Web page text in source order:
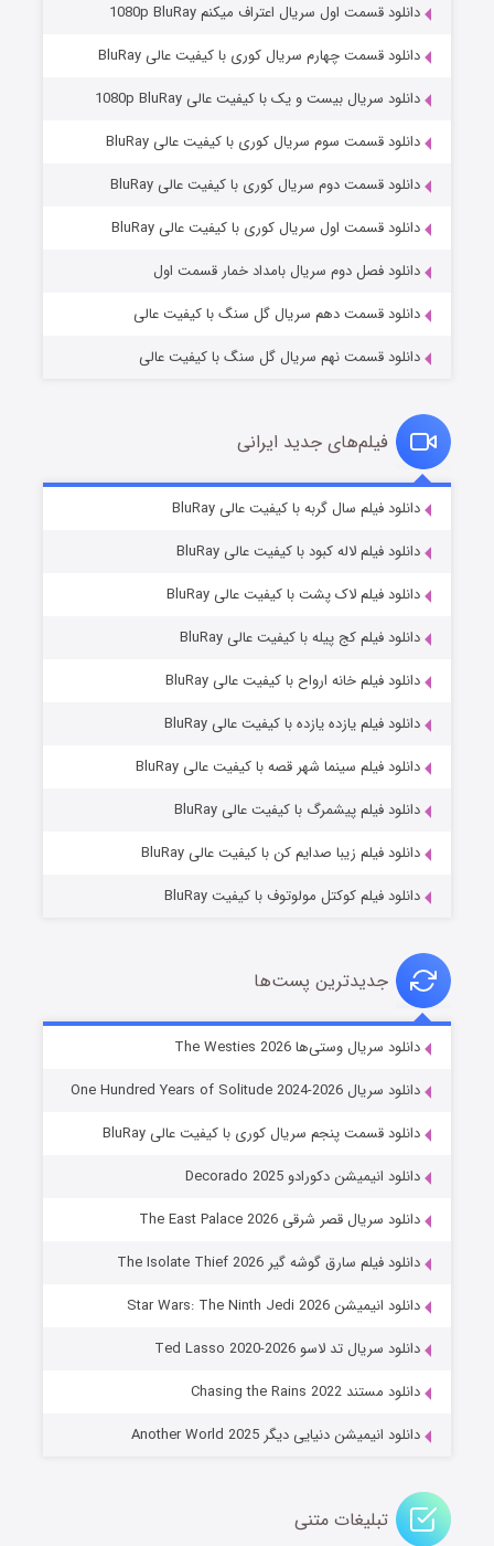
مردگان متحرک: شهر مرده ۳
قسمت۲ (زیرنویس) منتشر شد
قسمت۷ (زیرنویس) منتشر شد
خاندان اژدها فصل ۳
قسمت۱۴ (زیرنویس) منتشر شد
دانلود قسمت اول سریال اعتراف میکنم 1080p BluRay
دانلود قسمت چهارم سریال کوری با کیفیت عالی BluRay
دانلود سریال بیست و یک با کیفیت عالی 1080p BluRay
دانلود قسمت سوم سریال کوری با کیفیت عالی BluRay
دانلود قسمت دوم سریال کوری با کیفیت عالی BluRay
دانلود قسمت اول سریال کوری با کیفیت عالی BluRay
دانلود فصل دوم سریال بامداد خمار قسمت اول
دانلود قسمت دهم سریال گل سنگ با کیفیت عالی
دانلود قسمت نهم سریال گل سنگ با کیفیت عالی
فیلم‌های جدید ایرانی
دانلود فیلم سال گربه با کیفیت عالی BluRay
دانلود فیلم لاله کبود با کیفیت عالی BluRay
دانلود فیلم لاک پشت با کیفیت عالی BluRay
دانلود فیلم کج‌ پیله با کیفیت عالی BluRay
دانلود فیلم خانه ارواح با کیفیت عالی BluRay
دانلود فیلم یازده یازده با کیفیت عالی BluRay
دانلود فیلم سینما شهر قصه با کیفیت عالی BluRay
دانلود فیلم پیشمرگ با کیفیت عالی BluRay
دانلود فیلم زیبا صدایم کن با کیفیت عالی BluRay
دانلود فیلم کوکتل مولوتوف با کیفیت BluRay
جدیدترین پست‌ها
دانلود سریال وستی‌ها The Westies 2026
دانلود سریال One Hundred Years of Solitude 2024-2026
دانلود قسمت پنجم سریال کوری با کیفیت عالی BluRay
دانلود انیمیشن دکورادو Decorado 2025
دانلود سریال قصر شرقی The East Palace 2026
دانلود فیلم سارق گوشه گیر The Isolate Thief 2026
دانلود انیمیشن Star Wars: The Ninth Jedi 2026
دانلود سریال تد لاسو Ted Lasso 2020-2026
دانلود مستند Chasing the Rains 2022
دانلود انیمیشن دنیایی دیگر Another World 2025
تبلیغات متنی